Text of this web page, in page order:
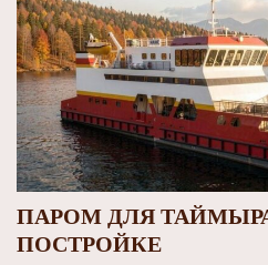
ПАРОМ ДЛЯ
ПОСТРОЙКЕ